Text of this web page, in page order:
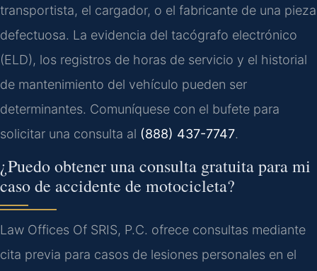
transportista, el cargador, o el fabricante de una pieza
defectuosa. La evidencia del tacógrafo electrónico
(ELD), los registros de horas de servicio y el historial
de mantenimiento del vehículo pueden ser
determinantes. Comuníquese con el bufete para
solicitar una consulta al (888) 437-7747.
¿Puedo obtener una consulta gratuita para mi
caso de accidente de motocicleta?
Law Offices Of SRIS, P.C. ofrece consultas mediante
cita previa para casos de lesiones personales en el